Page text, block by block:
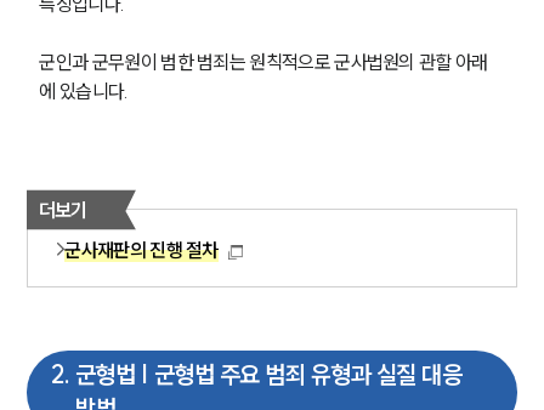
군인과 군무원이 범한 범죄는 원칙적으로 군사법원의 관할 아래
에 있습니다.
더보기
군사재판의 진행 절차
2. 군형법 | 군형법 주요 범죄 유형과 실질 대응